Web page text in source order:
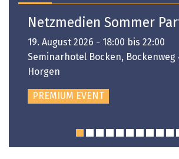
Netzmedien Sommer
19. August 2026 - 18:00 bis 22:00
Seminarhotel Bocken, Bockenweg
Horgen
PREMIUM EVENT